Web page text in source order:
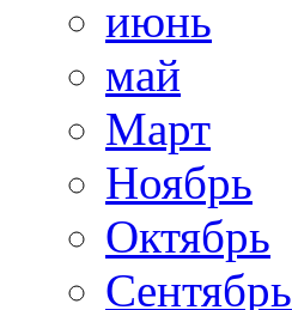
июнь
май
Март
Ноябрь
Октябрь
Сентябрь